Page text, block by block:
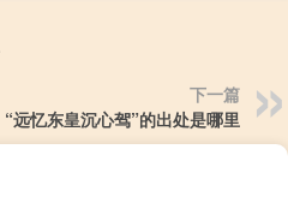
下一篇
“远忆东皇沉心驾”的出处是哪里